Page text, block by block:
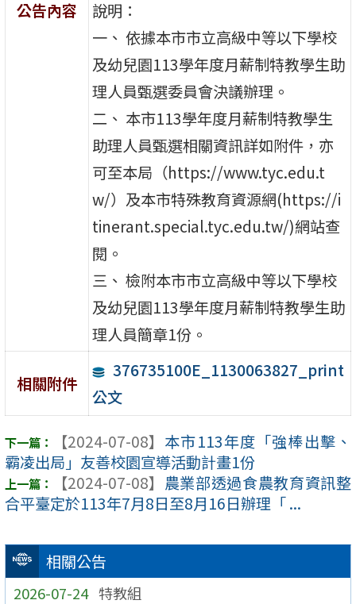
相關公告
2026-07-24 特教組
公告內容
說明：
一、 依據本市市立高級中等以下學校
及幼兒園113學年度月薪制特教學生助
理人員甄選委員會決議辦理。
二、 本市113學年度月薪制特教學生
助理人員甄選相關資訊詳如附件，亦
可至本局（https://www.tyc.edu.t
w/）及本市特殊教育資源網(https://i
tinerant.special.tyc.edu.tw/)網站查
閱。
三、 檢附本市市立高級中等以下學校
及幼兒園113學年度月薪制特教學生助
理人員簡章1份。
相關附件
376735100E_1130063827_print
公文
【2024-07-08】 本市113年度「強棒出擊、
霸凌出局」友善校園宣導活動計畫1份
【2024-07-08】 農業部透過食農教育資訊整
合平臺定於113年7月8日至8月16日辦理「 ...